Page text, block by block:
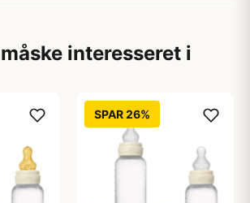
interesseret i
SPAR 26%